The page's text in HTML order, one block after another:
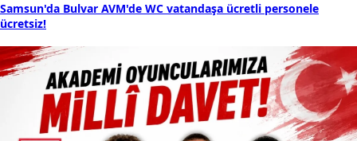
Samsun'da Bulvar AVM'de WC vatandaşa ücretli personele
ücretsiz!